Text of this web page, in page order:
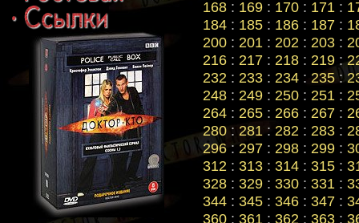
168: 169: 170: 171 :
184: 185: 186: 187:
200 : 201 : 202 : 203 :
216: 217: 218: 219:
232 : 233: 234: 235:
248: 249: 250: 251 :
264: 265: 266: 267:
280: 281 : 282 : 283:
296 : 297 : 298 : 299 :
312 : 313: 314: 315:
328: 329: 330: 331 :
344: 345: 346: 347:
360: 361 : 362 : 363: